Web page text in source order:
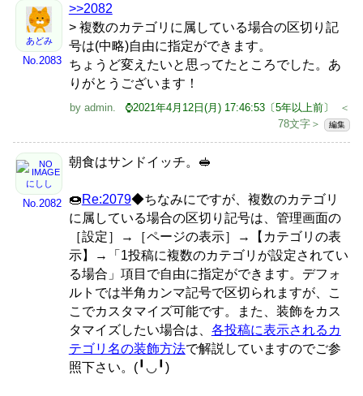
あどみ
No.2083
>>2082
> 複数のカテゴリに属している場合の区切り記
号は(中略)自由に指定ができます。
ちょうど変えたいと思ってたところでした。あ
りがとうございます！
by admin. ⌚2021年4月12日(月) 17:46:53〔5年以上前〕
＜
78文字＞
編集
にしし
No.2082
朝食はサンドイッチ。🥪
🍩Re:2079◆ちなみにですが、複数のカテゴリ
に属している場合の区切り記号は、管理画面の
［設定］→［ページの表示］→【カテゴリの表
示】→「1投稿に複数のカテゴリが設定されてい
る場合」項目で自由に指定ができます。デフォ
ルトでは半角カンマ記号で区切られますが、こ
こでカスタマイズ可能です。また、装飾をカス
タマイズしたい場合は、 各投稿に表示されるカ
テゴリ名の装飾方法で解説していますのでご参
照下さい。(╹◡╹)